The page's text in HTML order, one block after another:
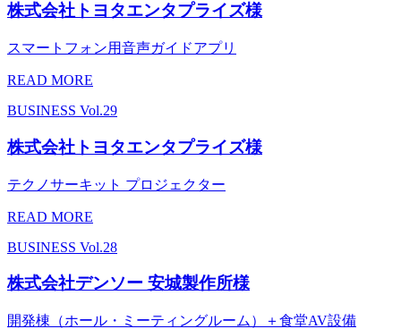
株式会社トヨタエンタプライズ様
スマートフォン用音声ガイドアプリ
READ MORE
BUSINESS Vol.29
株式会社トヨタエンタプライズ様
テクノサーキット プロジェクター
READ MORE
BUSINESS Vol.28
株式会社デンソー 安城製作所様
開発棟（ホール・ミーティングルーム）＋食堂AV設備